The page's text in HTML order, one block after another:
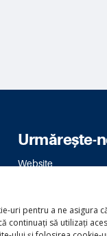
uri pentru a ne asigura
continuați să utilizați
Urmărește-
Website